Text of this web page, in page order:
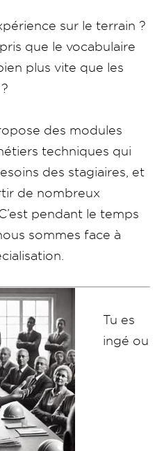
sur le terrain ?
que le vocabulaire
plus vite que les
des modules
techniques qui
des stagiaires, et
de nombreux
pendant le temps
sommes face à
Tu es
ingé ou